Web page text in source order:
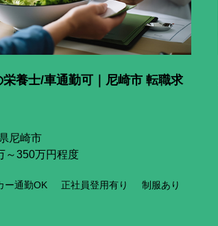
養士/車通勤可｜尼崎市 転職求
尼崎市
～350万円程度
ー通勤OK 正社員登用有り 制服あり